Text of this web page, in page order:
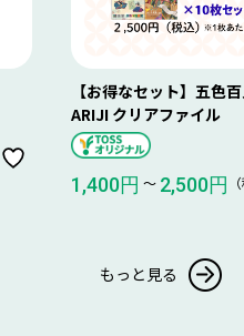
【お得なセット】五色
ARIJI クリアファイル
1,400円 〜 2,500円
もっと見る